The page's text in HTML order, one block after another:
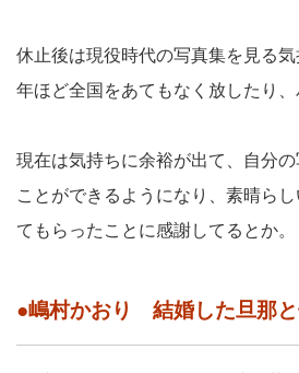
休止後は現役時代の写真集を見る
年ほど全国をあてもなく放したり、
現在は気持ちに余裕が出て、自分
ことができるようになり、素晴ら
てもらったことに感謝してるとか。
●嶋村かおり 結婚した旦那